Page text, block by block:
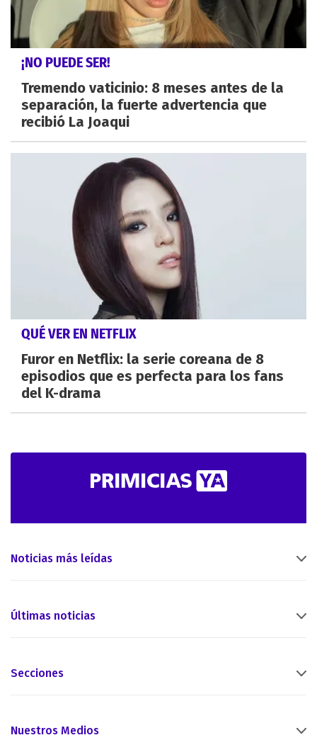
¡NO PUEDE SER!
Tremendo vaticinio: 8 meses antes de la
separación, la fuerte advertencia que
recibió La Joaqui
QUÉ VER EN NETFLIX
Furor en Netflix: la serie coreana de 8
episodios que es perfecta para los fans
del K-drama
Noticias más leídas
Últimas noticias
Secciones
Nuestros Medios